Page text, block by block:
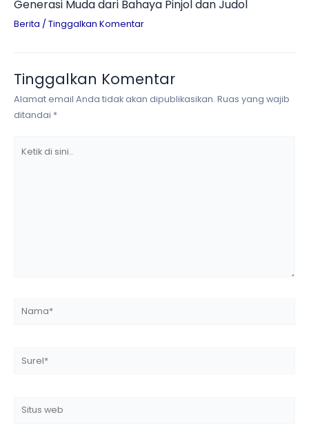
Generasi Muda dari Bahaya Pinjol dan Judol
Berita / Tinggalkan Komentar
Tinggalkan Komentar
Alamat email Anda tidak akan dipublikasikan. Ruas yang wajib
ditandai *
Nama*
Situs